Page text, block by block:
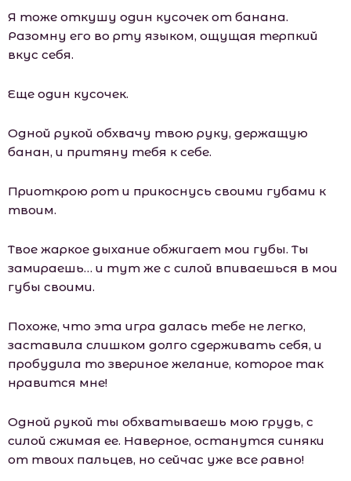
Я тоже откушу один кусочек от банана.
Разомну его во рту языком, ощущая терпкий
вкус себя.
Еще один кусочек.
Одной рукой обхвачу твою руку, держащую
банан, и притяну тебя к себе.
Приоткрою рот и прикоснусь своими губами к
твоим.
Твое жаркое дыхание обжигает мои губы. Ты
замираешь… и тут же с силой впиваешься в мои
губы своими.
Похоже, что эта игра далась тебе не легко,
заставила слишком долго сдерживать себя, и
пробудила то звериное желание, которое так
нравится мне!
Одной рукой ты обхватываешь мою грудь, с
силой сжимая ее. Наверное, останутся синяки
от твоих пальцев, но сейчас уже все равно!